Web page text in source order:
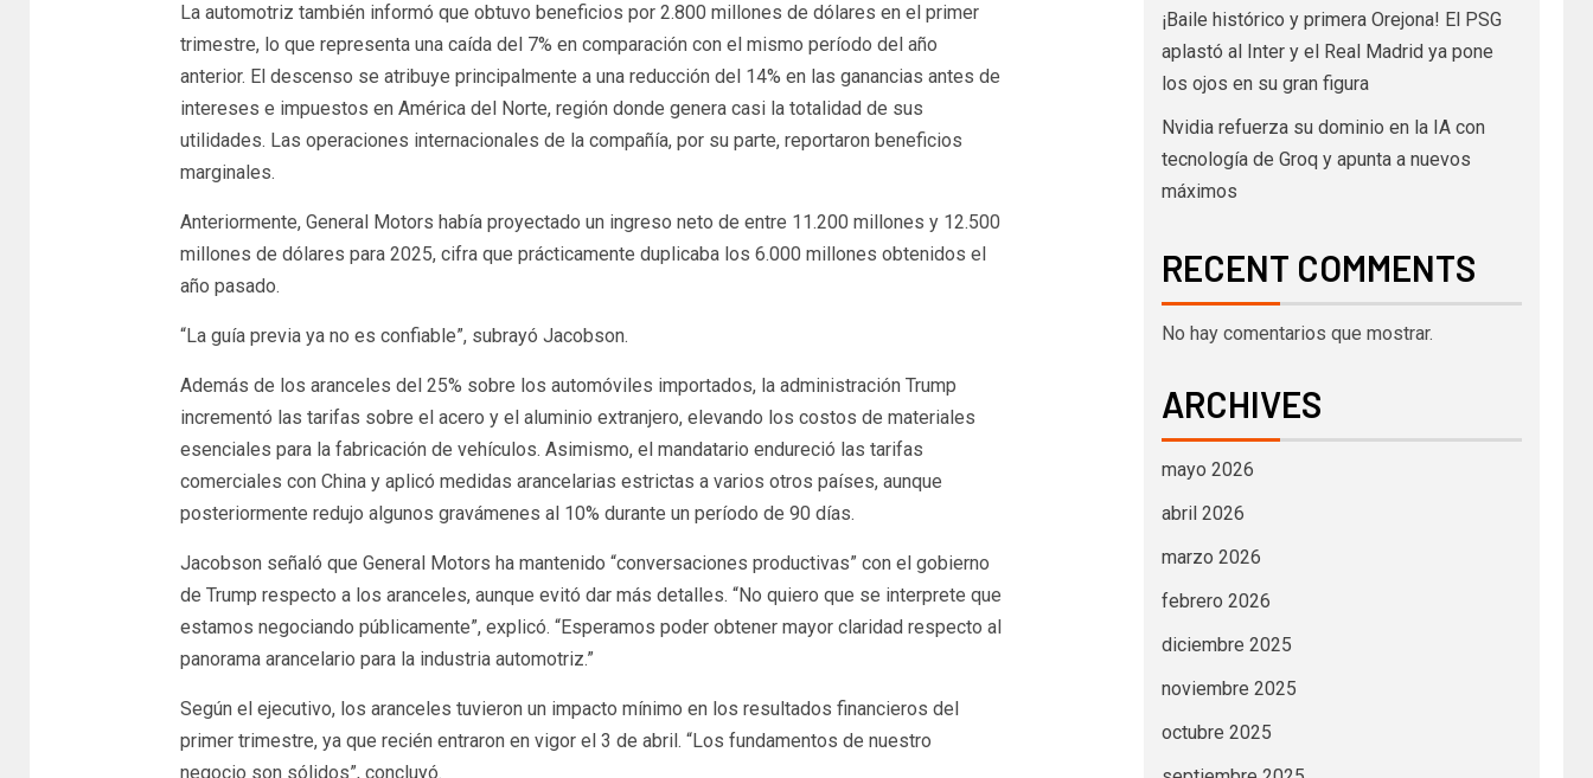
La automotriz también informó que obtuvo beneficios por 2.800 millones de dólares en el primer
trimestre, lo que representa una caída del 7% en comparación con el mismo período del año
anterior. El descenso se atribuye principalmente a una reducción del 14% en las ganancias antes de
intereses e impuestos en América del Norte, región donde genera casi la totalidad de sus
utilidades. Las operaciones internacionales de la compañía, por su parte, reportaron beneficios
marginales.
Anteriormente, General Motors había proyectado un ingreso neto de entre 11.200 millones y 12.500
millones de dólares para 2025, cifra que prácticamente duplicaba los 6.000 millones obtenidos el
año pasado.
“La guía previa ya no es confiable”, subrayó Jacobson.
Además de los aranceles del 25% sobre los automóviles importados, la administración Trump
incrementó las tarifas sobre el acero y el aluminio extranjero, elevando los costos de materiales
esenciales para la fabricación de vehículos. Asimismo, el mandatario endureció las tarifas
comerciales con China y aplicó medidas arancelarias estrictas a varios otros países, aunque
posteriormente redujo algunos gravámenes al 10% durante un período de 90 días.
Jacobson señaló que General Motors ha mantenido “conversaciones productivas” con el gobierno
de Trump respecto a los aranceles, aunque evitó dar más detalles. “No quiero que se interprete que
estamos negociando públicamente”, explicó. “Esperamos poder obtener mayor claridad respecto al
panorama arancelario para la industria automotriz.”
Según el ejecutivo, los aranceles tuvieron un impacto mínimo en los resultados financieros del
primer trimestre, ya que recién entraron en vigor el 3 de abril. “Los fundamentos de nuestro
negocio son sólidos”, concluyó.
¡Baile histórico y primera Orejona! El PSG
aplastó al Inter y el Real Madrid ya pone
los ojos en su gran figura
Nvidia refuerza su dominio en la IA con
tecnología de Groq y apunta a nuevos
máximos
RECENT COMMENTS
No hay comentarios que mostrar.
ARCHIVES
mayo 2026
abril 2026
marzo 2026
febrero 2026
diciembre 2025
noviembre 2025
octubre 2025